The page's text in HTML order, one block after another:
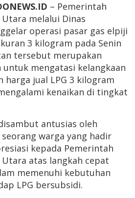
– Pemerintah
melalui Dinas
operasi pasar gas elpiji
3 kilogram pada Senin
tersebut merupakan
mengatasi kelangkaan
harga jual LPG 3 kilogram
kenaikan di tingkat
antusias oleh
seorang warga yang hadir
kepada Pemerintah
atas langkah cepat
memenuhi kebutuhan
LPG bersubsidi.